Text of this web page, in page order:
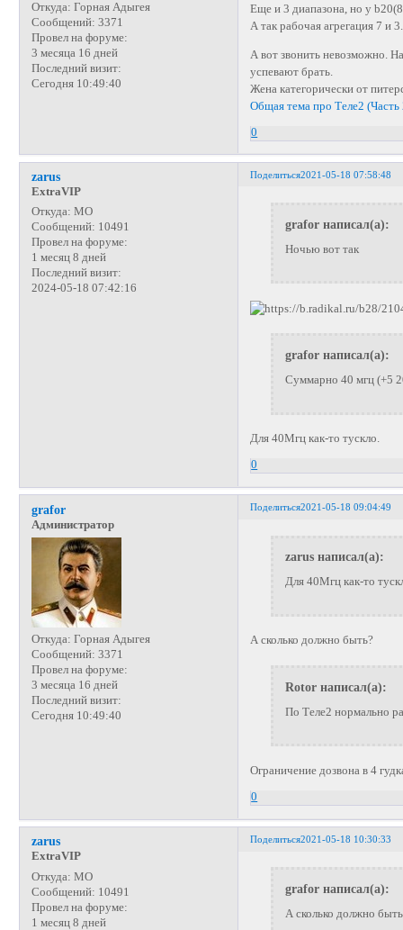
Откуда: Горная Адыгея
Сообщений: 3371
Провел на форуме:
3 месяца 16 дней
Последний визит:
Сегодня 10:49:40
Еще и 3 диапазона, но у
А так рабочая агрегация 7 и
А вот звонить невозможно.
успевают брать.
Жена категорически от
Общая тема про Теле2 (Часть
0
Поделиться2021-05-18 07:58:48
zarus
ExtraVIP
Откуда: МО
Сообщений: 10491
Провел на форуме:
1 месяц 8 дней
Последний визит:
2024-05-18 07:42:16
grafor написал(а):
Ночью вот так
grafor написал(а):
Суммарно 40 мгц (+5
Для 40Мгц как-то тускло.
0
Поделиться2021-05-18 09:04:49
grafor
Администратор
Откуда: Горная Адыгея
Сообщений: 3371
Провел на форуме:
3 месяца 16 дней
Последний визит:
Сегодня 10:49:40
zarus написал(а):
Для 40Мгц как-то
А сколько должно быть?
Rotor написал(а):
По Теле2 нормально
Ограничение дозвона в 4
0
Поделиться2021-05-18 10:30:33
zarus
ExtraVIP
Откуда: МО
Сообщений: 10491
Провел на форуме:
1 месяц 8 дней
grafor написал(а):
А сколько должно